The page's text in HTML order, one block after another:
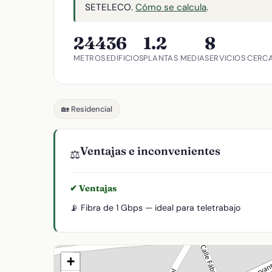
SETELECO. Cómo se calcula.
244
METROS
36
EDIFICIOS
1.2
PLANTAS MEDIA
8
SERVICIOS
🏡 Residencial
⚖️Ventajas e inconvenientes
✔ Ventajas
📡 Fibra de 1 Gbps — ideal para teletrabajo
+